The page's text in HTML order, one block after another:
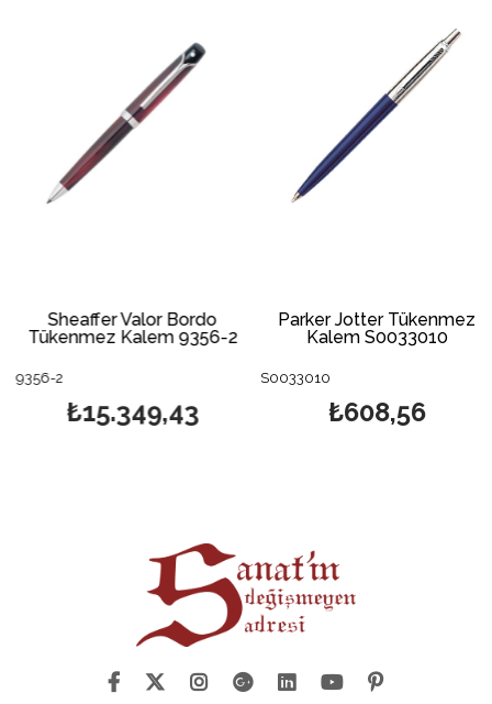
Sheaffer Valor Bordo
Tükenmez Kalem 9356-2
9356-2
₺15.349,43
Parker Jotter Tükenmez
Kalem S0033010
S0033010
₺608,56